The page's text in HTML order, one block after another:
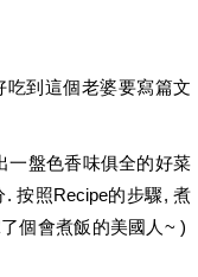
到這個老婆要寫篇文
一盤色香味俱全的好菜
按照Recipe的步驟, 煮
個會煮飯的美國人~ )